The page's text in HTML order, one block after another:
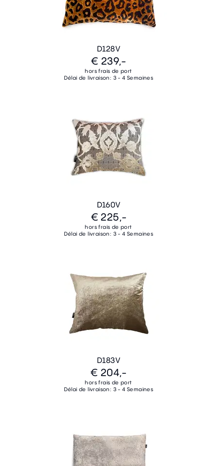
D128V
€ 239,-
hors frais de port
Délai de livraison: 3 - 4 Semaines
D160V
€ 225,-
hors frais de port
Délai de livraison: 3 - 4 Semaines
D183V
€ 204,-
hors frais de port
Délai de livraison: 3 - 4 Semaines